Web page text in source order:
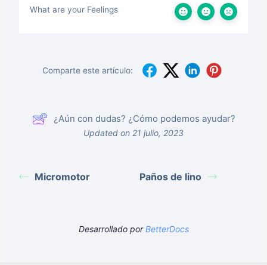
What are your Feelings
Comparte este artículo:
¿Aún con dudas? ¿Cómo podemos ayudar?
Updated on 21 julio, 2023
Micromotor Paños de lino
Desarrollado porBetterDocs